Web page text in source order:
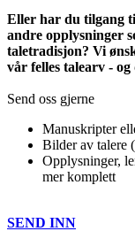
Eller har du tilgang
andre opplysninger
taletradisjon? Vi
vår felles talearv -
Send oss gjerne
Manuskripter
Bilder av talere
Opplysninger,
mer komplett
SEND INN